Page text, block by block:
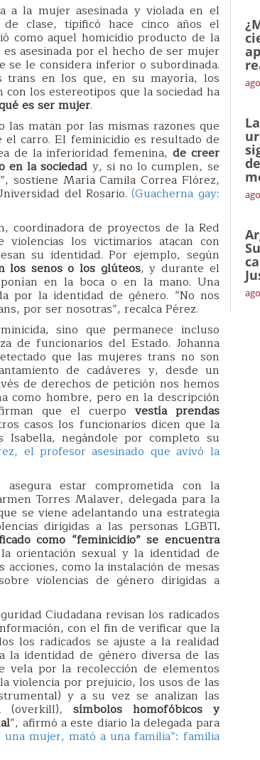
a la mujer asesinada y violada en el
clase, tipificó hace cinco años el
como aquel homicidio producto de la
asesinada por el hecho de ser mujer
le considera inferior o subordinada.
trans en los que, en su mayoría, los
los estereotipos que la sociedad ha
es ser mujer.
matan por las mismas razones que
carro. El feminicidio es resultado de
de la inferioridad femenina, de creer
en la sociedad y, si no lo cumplen, se
sostiene María Camila Correa Flórez,
del Rosario.(Guacherna gay:
coordinadora de proyectos de la Red
los victimarios atacan con
su identidad. Por ejemplo, según
los senos o los glúteos, y durante el
en la boca o en la mano. Una
por la identidad de género. “No nos
por ser nosotras”, recalca Pérez.
sino que permanece incluso
de funcionarios del Estado. Johanna
que las mujeres trans no son
de cadáveres y, desde un
de derechos de petición nos hemos
como hombre, pero en la descripción
que el cuerpo vestía prendas
casos los funcionarios dicen que la
negándole por completo su
el profesor asesinado que avivó la
estar comprometida con la
Torres Malaver, delegada para la
se viene adelantando una estrategia
dirigidas a las personas LGBTI.
como “feminicidio” se encuentra
orientación sexual y la identidad de
como la instalación de mesas
violencias de género dirigidas a
Ciudadana revisan los radicados
con el fin de verificar que la
los radicados se ajuste a la realidad
la identidad de género diversa de las
vela por la recolección de elementos
violencia por prejuicio, los usos de las
y a su vez se analizan las
(overkill), símbolos homofóbicos y
”, afirmó a este diario la delegada para
una mujer, mató a una familia”: familia